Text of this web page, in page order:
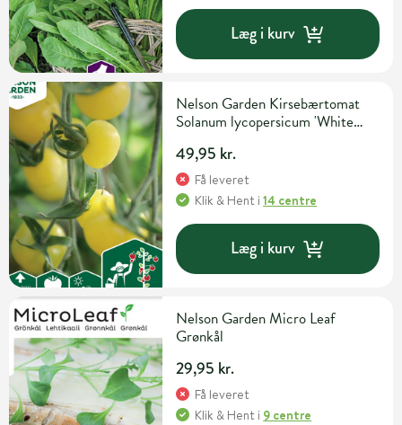
Læg i kurv
Nelson Garden Kirsebærtomat
Solanum lycopersicum 'White
49,95 kr.
Få leveret
Klik & Hent i14 centre
Læg i kurv
Nelson Garden Micro Leaf
Grønkål
29,95 kr.
Få leveret
Klik & Hent i 9 centre